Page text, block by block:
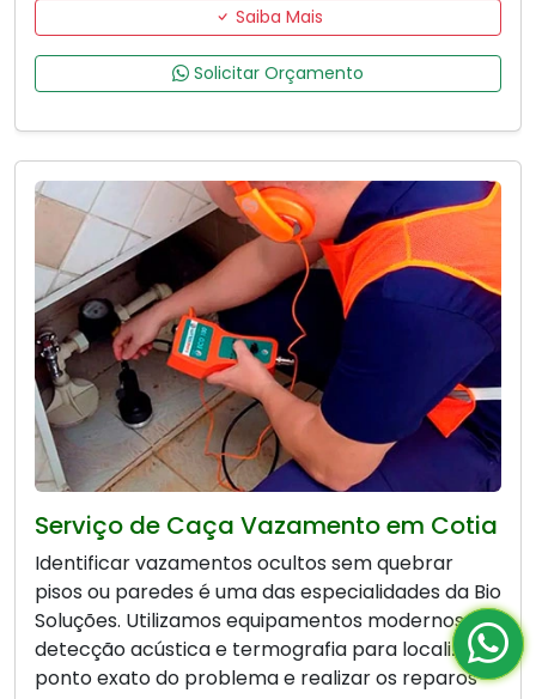
Saiba Mais
Solicitar Orçamento
Serviço de Caça Vazamento em Cotia
Identificar vazamentos ocultos sem quebrar
pisos ou paredes é uma das especialidades da Bio
Soluções. Utilizamos equipamentos modernos de
detecção acústica e termografia para localizar o
ponto exato do problema e realizar os reparos